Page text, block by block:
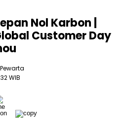
Nol Karbon |
Customer Day
WIB